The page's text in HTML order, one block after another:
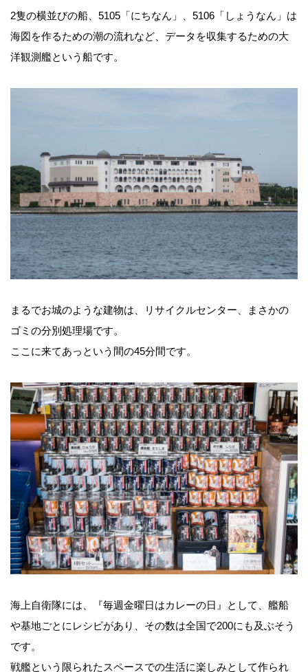
2隻の横並びの船、5105「にちなん」、5106「しょうなん」は
海図を作るための潮の流れなど、データを収集するための大
洋観測艦という船です。
まるでお城のような建物は、リサイクルセンター、まさかの
ゴミの分別処理場です。
ここに来てあっという間の45分間です。
海上自衛隊には、『毎週金曜日はカレーの日』として、艦船
や基地ごとにレシピがあり、その数は全国で200にも及ぶそう
です。
戦艦という限られたスペースでの生活に楽しみとして作られ